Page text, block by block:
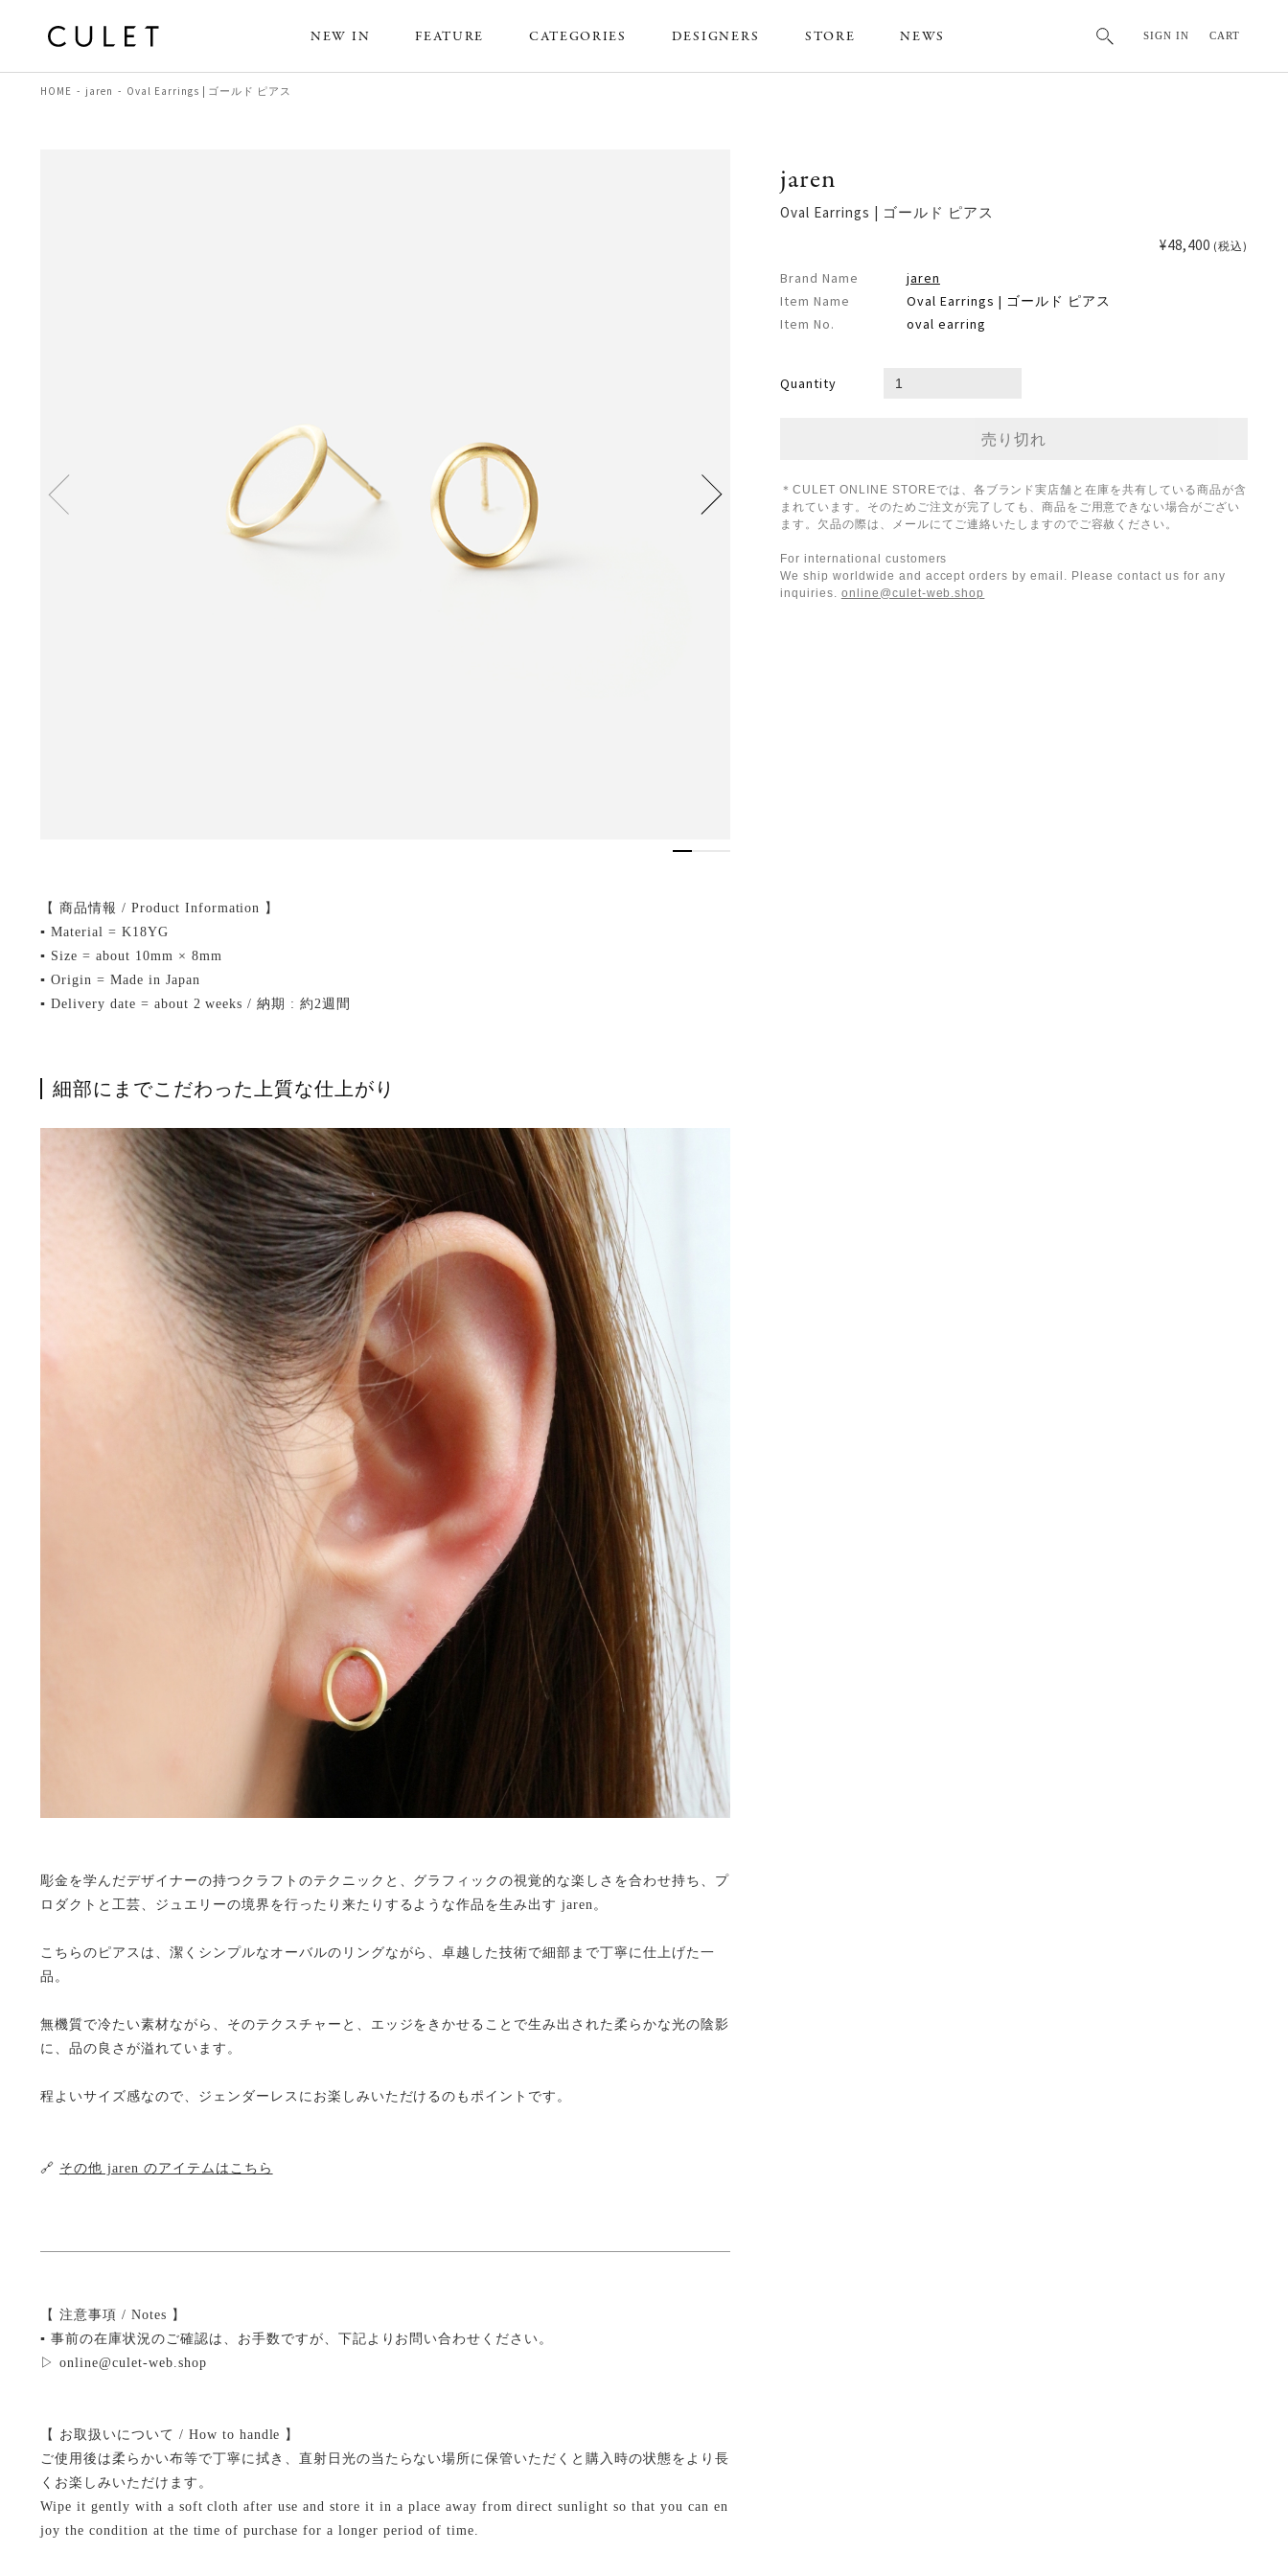
NEW IN FEATURE CATEGORIES DESIGNERS STORE NEWS SIGN IN CART
HOME jaren Oval Earrings | ゴールド ピアス
jaren
Oval Earrings | ゴールド ピアス
¥48,400 (税込)
Brand Name
jaren
Item Name
Oval Earrings | ゴールド ピアス
Item No.
oval earring
Quantity
＊CULET ONLINE STOREでは、各ブランド実店舗と在庫を共有している商品が含
まれています。そのためご注文が完了しても、商品をご用意できない場合がござい
ます。欠品の際は、メールにてご連絡いたしますのでご容赦ください。
For international customers
We ship worldwide and accept orders by email. Please contact us for any
inquiries. online@culet-web.shop
【 商品情報 / Product Information 】
▪ Material = K18YG
▪ Size = about 10mm × 8mm
▪ Origin = Made in Japan
▪ Delivery date = about 2 weeks / 納期 : 約2週間
細部にまでこだわった上質な仕上がり
彫金を学んだデザイナーの持つクラフトのテクニックと、グラフィックの視覚的な楽しさを合わせ持ち、プ
ロダクトと工芸、ジュエリーの境界を行ったり来たりするような作品を生み出す jaren。
こちらのピアスは、潔くシンプルなオーバルのリングながら、卓越した技術で細部まで丁寧に仕上げた一
品。
無機質で冷たい素材ながら、そのテクスチャーと、エッジをきかせることで生み出された柔らかな光の陰影
に、品の良さが溢れています。
程よいサイズ感なので、ジェンダーレスにお楽しみいただけるのもポイントです。
🔗 その他 jaren のアイテムはこちら
【 注意事項 / Notes 】
▪ 事前の在庫状況のご確認は、お手数ですが、下記よりお問い合わせください。
▷ online@culet-web.shop
【 お取扱いについて / How to handle 】
ご使用後は柔らかい布等で丁寧に拭き、直射日光の当たらない場所に保管いただくと購入時の状態をより長
くお楽しみいただけます。
Wipe it gently with a soft cloth after use and store it in a place away from direct sunlight so that you can en
joy the condition at the time of purchase for a longer period of time.